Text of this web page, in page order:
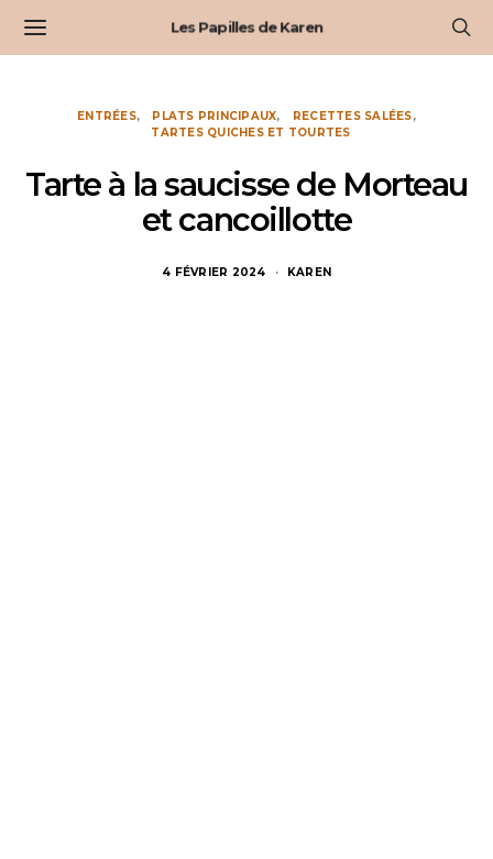
Les Papilles de Karen
ENTRÉES PLATS PRINCIPAUX
RECETTES SALÉES
TARTES QUICHES ET TOURTES
Tarte à la saucisse de Morteau
et cancoillotte
4 FÉVRIER 2024 KAREN